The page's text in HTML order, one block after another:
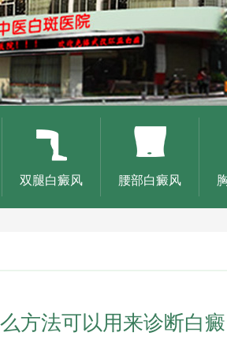
双腿白癜风 腰部白癜风
方法可以用来诊断白癜